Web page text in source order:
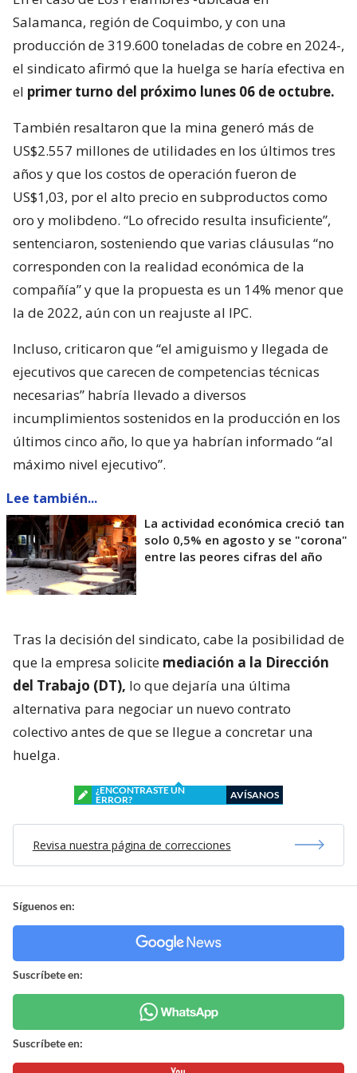
Salamanca, región de Coquimbo, y con una
producción de 319.600 toneladas de cobre en 2024-,
el sindicato afirmó que la huelga se haría efectiva en
el primer turno del próximo lunes 06 de octubre.
También resaltaron que la mina generó más de
US$2.557 millones de utilidades en los últimos tres
años y que los costos de operación fueron de
US$1,03, por el alto precio en subproductos como
oro y molibdeno. “Lo ofrecido resulta insuficiente”,
sentenciaron, sosteniendo que varias cláusulas “no
corresponden con la realidad económica de la
compañía” y que la propuesta es un 14% menor que
la de 2022, aún con un reajuste al IPC.
Incluso, criticaron que “el amiguismo y llegada de
ejecutivos que carecen de competencias técnicas
necesarias” habría llevado a diversos
incumplimientos sostenidos en la producción en los
últimos cinco año, lo que ya habrían informado “al
máximo nivel ejecutivo”.
Lee también...
La actividad económica creció tan
solo 0,5% en agosto y se "corona"
entre las peores cifras del año
Tras la decisión del sindicato, cabe la posibilidad de
que la empresa solicite mediación a la Dirección
del Trabajo (DT), lo que dejaría una última
alternativa para negociar un nuevo contrato
colectivo antes de que se llegue a concretar una
huelga.
¿ENCONTRASTE UN
ERROR?
AVÍSANOS
Revisa nuestra página de correcciones
Síguenos en:
Suscríbete en:
Suscríbete en: